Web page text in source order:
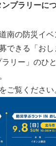
プラリーに
南の防災イ
できる「おし
ラリー」のひ
ご覧ください